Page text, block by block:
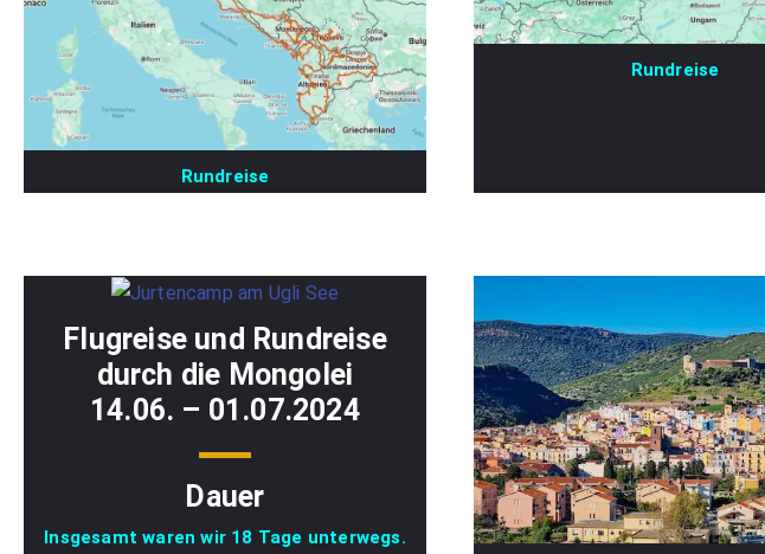
Rundreise
Rundreise
Flugreise und Rundreise
durch die Mongolei
14.06. – 01.07.2024
Dauer
Insgesamt waren wir 18 Tage unterwegs.